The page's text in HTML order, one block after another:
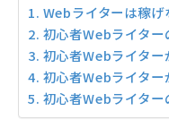
Webライターは稼げ
初心者Webライタ
初心者Webライタ
初心者Webライタ
初心者Webライター